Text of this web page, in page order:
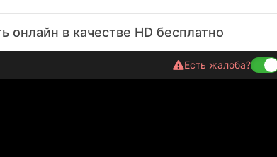
в качестве HD бесплатно
Есть жалоба?